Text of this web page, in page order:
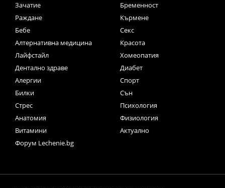
Зачатие
Бременност
Раждане
Кърмене
Бебе
Секс
Алтернативна медицина
Красота
Лайфстайл
Хомеопатия
Дентално здраве
Диабет
Алергии
Спорт
Билки
Сън
Стрес
Психология
Анатомия
Физиология
Витамини
Актуално
Форум Lechenie.bg